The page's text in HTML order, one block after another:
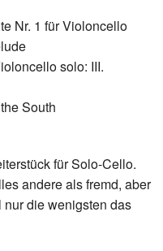
Nr. 1 für Violoncello
solo: III.
South
für Solo-Cello.
andere als fremd, aber
die wenigsten das